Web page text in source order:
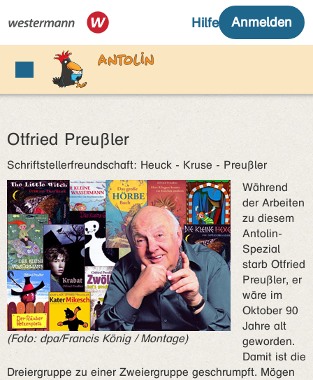
Otfried Preußler
Schriftstellerfreundschaft: Heuck - Kruse - Preußler
(Foto: dpa/Francis König /Montage)
Während
der Arbeiten
zu diesem
Antolin-
Spezial
starb Otfried
Preußler, er
wäre im
Oktober 90
Jahre alt
geworden.
Damit ist die
Dreiergruppe zu einer Zweiergruppe geschrumpft. Mögen